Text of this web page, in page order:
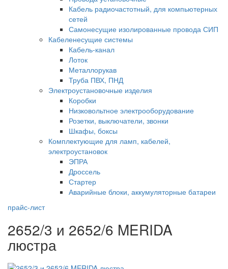
Кабель радиочастотный, для компьютерных
сетей
Самонесущие изолированные провода СИП
Кабеленесущие системы
Кабель-канал
Лоток
Металлорукав
Труба ПВХ, ПНД
Электроустановочные изделия
Коробки
Низковольтное электрооборудование
Розетки, выключатели, звонки
Шкафы, боксы
Комплектующие для ламп, кабелей,
электроустановок
ЭПРА
Дроссель
Стартер
Аварийные блоки, аккумуляторные батареи
прайс-лист
2652/3 и 2652/6 MERIDA
люстра